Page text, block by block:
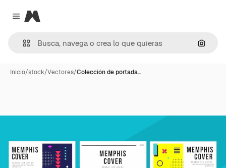
Close menu
Magnific
Inicio/stock/Vectores/Colección de portada…